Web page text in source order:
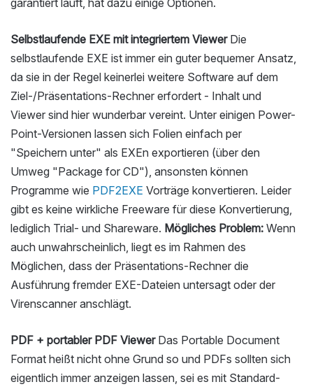
garantiert läuft, hat dazu einige Optionen.
Selbstlaufende EXE mit integriertem ViewerDie
selbstlaufende EXE ist immer ein guter bequemer Ansatz,
da sie in der Regel keinerlei weitere Software auf dem
Ziel-/Präsentations-Rechner erfordert - Inhalt und
Viewer sind hier wunderbar vereint. Unter einigen Power-
Point-Versionen lassen sich Folien einfach per
"Speichern unter" als EXEn exportieren (über den
Umweg "Package for CD"), ansonsten können
Programme wie PDF2EXE Vorträge konvertieren. Leider
gibt es keine wirkliche Freeware für diese Konvertierung,
lediglich Trial- und Shareware. Mögliches Problem: Wenn
auch unwahrscheinlich, liegt es im Rahmen des
Möglichen, dass der Präsentations-Rechner die
Ausführung fremder EXE-Dateien untersagt oder der
Virenscanner anschlägt.
PDF + portabler PDF ViewerDas Portable Document
Format heißt nicht ohne Grund so und PDFs sollten sich
eigentlich immer anzeigen lassen, sei es mit Standard-